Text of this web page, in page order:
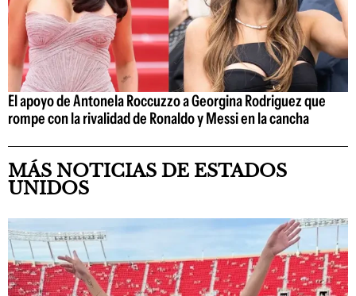
El apoyo de Antonela Roccuzzo a Georgina Rodriguez que
rompe con la rivalidad de Ronaldo y Messi en la cancha
MÁS NOTICIAS DE ESTADOS
UNIDOS